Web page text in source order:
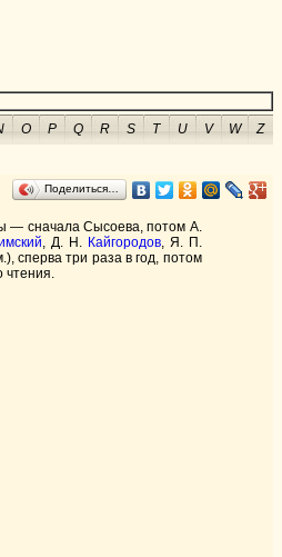
O P Q R S T U V W
Z
Поделиться…
— сначала Сысоева, потом А.
, Д. Н. Кайгородов, Я. П.
сперва три раза в год, потом
чтения.